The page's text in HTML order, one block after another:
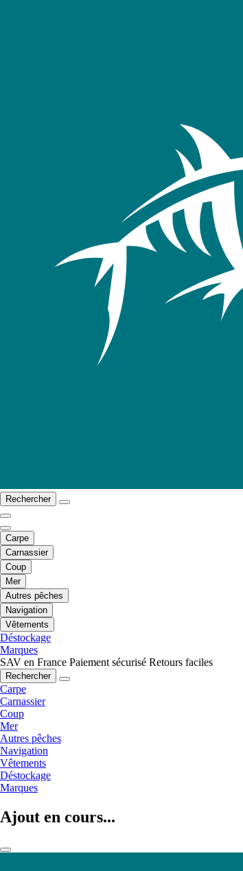
Rechercher
Carpe
Carnassier
Coup
Mer
Autres pêches
Navigation
Vêtements
Déstockage
Marques
SAV en France Paiement sécurisé Retours faciles
Rechercher
Carpe
Carnassier
Coup
Mer
Autres pêches
Navigation
Vêtements
Déstockage
Marques
Ajout en cours...